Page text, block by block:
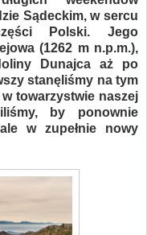
Sądeckim, w sercu
Polski. Jego
(1262 m n.p.m.),
Dunajca aż po
stanęliśmy na tym
towarzystwie naszej
by ponownie
w zupełnie nowy